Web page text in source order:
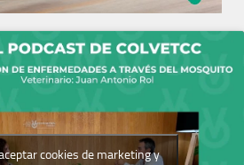
cookies de marketing y